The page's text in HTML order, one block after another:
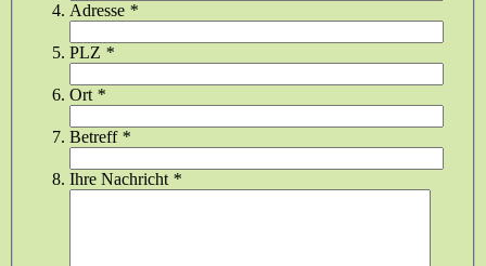
Adresse *
PLZ *
Ort *
Betreff *
Ihre Nachricht *